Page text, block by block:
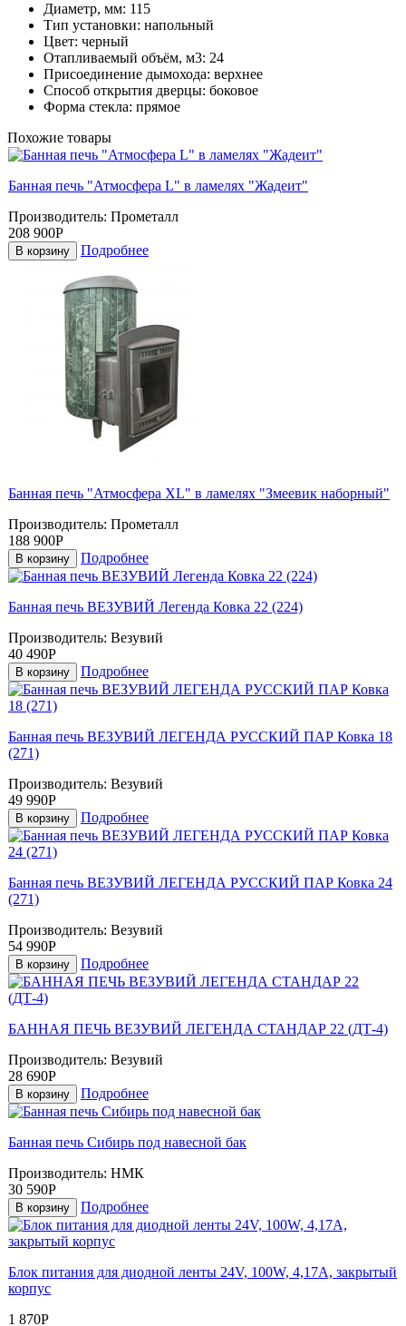
Диаметр, мм: 115
Тип установки: напольный
Цвет: черный
Отапливаемый объём, м3: 24
Присоединение дымохода: верхнее
Способ открытия дверцы: боковое
Форма стекла: прямое
Похожие товары
Банная печь "Атмосфера L" в ламелях "Жадеит"
Производитель: Прометалл
208 900Р
В корзину Подробнее
Банная печь "Атмосфера XL" в ламелях "Змеевик наборный"
Производитель: Прометалл
188 900Р
В корзину Подробнее
Банная печь ВЕЗУВИЙ Легенда Ковка 22 (224)
Производитель: Везувий
40 490Р
В корзину Подробнее
Банная печь ВЕЗУВИЙ ЛЕГЕНДА РУССКИЙ ПАР Ковка 18
(271)
Производитель: Везувий
49 990Р
В корзину Подробнее
Банная печь ВЕЗУВИЙ ЛЕГЕНДА РУССКИЙ ПАР Ковка 24
(271)
Производитель: Везувий
54 990Р
В корзину Подробнее
БАННАЯ ПЕЧЬ ВЕЗУВИЙ ЛЕГЕНДА СТАНДАР 22 (ДТ-4)
Производитель: Везувий
28 690Р
В корзину Подробнее
Банная печь Сибирь под навесной бак
Производитель: НМК
30 590Р
В корзину Подробнее
Блок питания для диодной ленты 24V, 100W, 4,17A, закрытый
корпус
1 870Р